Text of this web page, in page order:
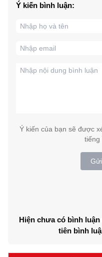
Ý kiến bình luận:
Ý kiến của bạn sẽ được
tiếng
Hiện chưa có bình
tiên bình